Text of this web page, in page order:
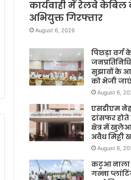
कार्यवाही में रेलवे
अभियुक्त गिरफ्तार
August 6, 2026
पिछड़ा वर्ग
सुझावों के
को भेजी
August 6,
एसडीएम
ट्रांसफर
क्षेत्र में
अवैध मिट्टी
August 6,
कटुआ
गन्ना